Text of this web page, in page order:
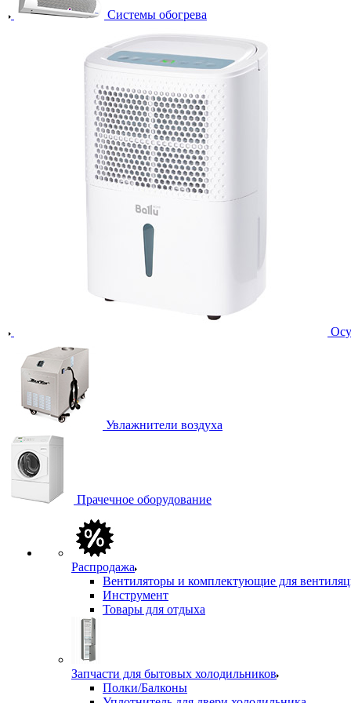
Системы обогрева
Увлажнители воздуха
Прачечное оборудование
Распродажа
Вентиляторы и комплектующие для
Инструмент
Товары для отдыха
Запчасти для бытовых холодильников
Полки/Балконы